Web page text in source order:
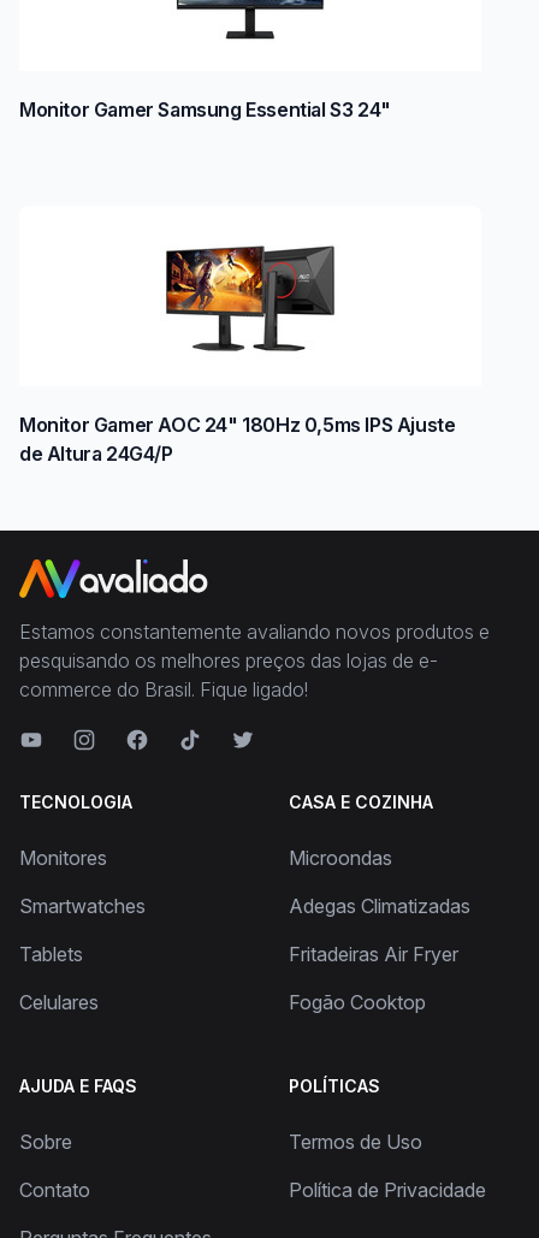
Monitor Gamer Samsung Essential S3 24"
Monitor Gamer AOC 24" 180Hz 0,5ms IPS Ajuste
de Altura 24G4/P
Estamos constantemente avaliando novos produtos e
pesquisando os melhores preços das lojas de e-
commerce do Brasil. Fique ligado!
TECNOLOGIA
Monitores
Smartwatches
Tablets
Celulares
CASA E COZINHA
Microondas
Adegas Climatizadas
Fritadeiras Air Fryer
Fogão Cooktop
AJUDA E FAQS
Sobre
Contato
POLÍTICAS
Termos de Uso
Política de Privacidade